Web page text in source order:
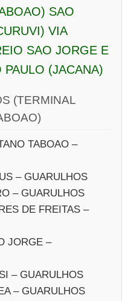
SAO
VIA
SAO JORGE E
PAULO (JACANA)
(TERMINAL
TABOAO –
– GUARULHOS
– GUARULHOS
DE FREITAS –
JORGE –
– GUARULHOS
– GUARULHOS